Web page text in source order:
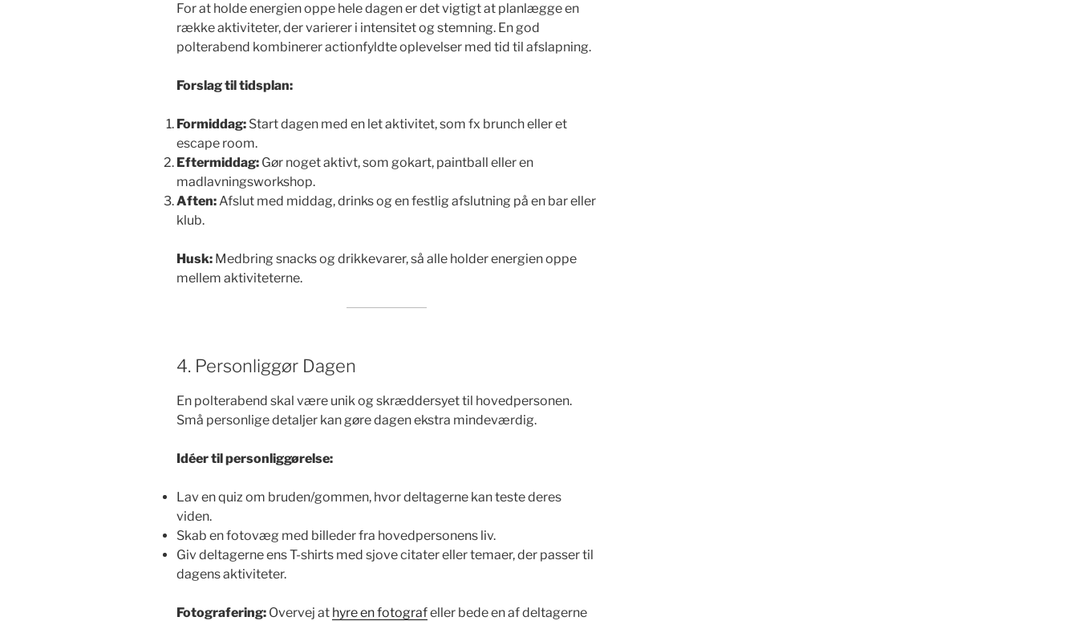
For at holde energien oppe hele dagen er det vigtigt at planlægge en
række aktiviteter, der varierer i intensitet og stemning. En god
polterabend kombinerer actionfyldte oplevelser med tid til afslapning.
Forslag til tidsplan:
Formiddag: Start dagen med en let aktivitet, som fx brunch eller et
escape room.
Eftermiddag: Gør noget aktivt, som gokart, paintball eller en
madlavningsworkshop.
Aften:Afslut med middag, drinks og en festlig afslutning på en bar eller
klub.
Husk: Medbring snacks og drikkevarer, så alle holder energien oppe
mellem aktiviteterne.
4. Personliggør Dagen
En polterabend skal være unik og skræddersyet til hovedpersonen.
Små personlige detaljer kan gøre dagen ekstra mindeværdig.
Idéer til personliggørelse:
Lav en quiz om bruden/gommen, hvor deltagerne kan teste deres
viden.
Skab en fotovæg med billeder fra hovedpersonens liv.
Giv deltagerne ens T-shirts med sjove citater eller temaer, der passer til
dagens aktiviteter.
Fotografering: Overvej at hyre en fotografeller bede en af deltagerne